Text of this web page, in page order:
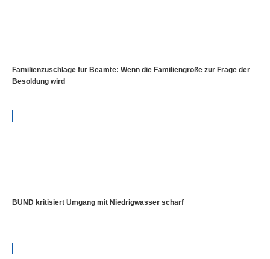
Familienzuschläge für Beamte: Wenn die Familiengröße zur Frage der
Besoldung wird
BUND kritisiert Umgang mit Niedrigwasser scharf